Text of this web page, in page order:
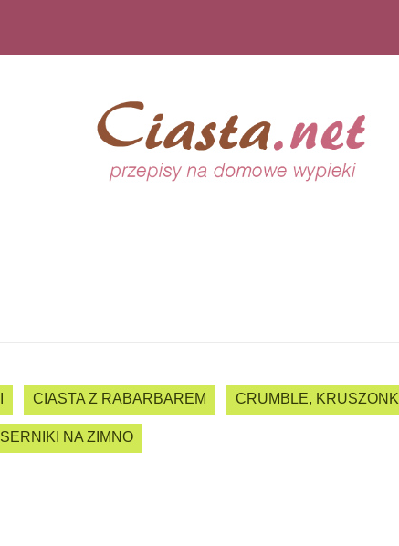
CIASTA Z RABARBAREM CRUMBLE, KRUSZONKI
SERNIKI NA ZIMNO